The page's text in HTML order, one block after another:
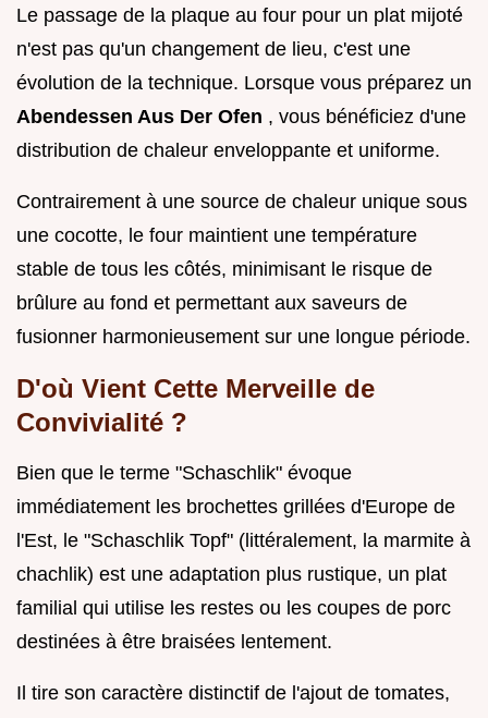
Le passage de la plaque au four pour un plat mijoté
n'est pas qu'un changement de lieu, c'est une
évolution de la technique. Lorsque vous préparez un
Abendessen Aus Der Ofen , vous bénéficiez d'une
distribution de chaleur enveloppante et uniforme.
Contrairement à une source de chaleur unique sous
une cocotte, le four maintient une température
stable de tous les côtés, minimisant le risque de
brûlure au fond et permettant aux saveurs de
fusionner harmonieusement sur une longue période.
D'où Vient Cette Merveille de
Convivialité ?
Bien que le terme "Schaschlik" évoque
immédiatement les brochettes grillées d'Europe de
l'Est, le "Schaschlik Topf" (littéralement, la marmite à
chachlik) est une adaptation plus rustique, un plat
familial qui utilise les restes ou les coupes de porc
destinées à être braisées lentement.
Il tire son caractère distinctif de l'ajout de tomates,